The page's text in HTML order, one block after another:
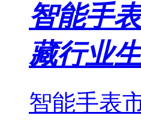
智能手
藏行业
智能手表